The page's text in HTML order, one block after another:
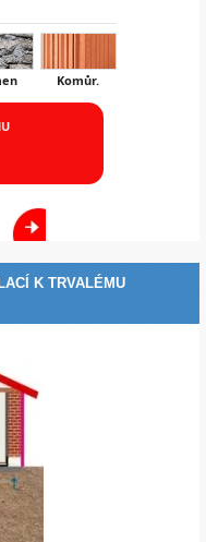
Komůr.
K TRVALÉMU